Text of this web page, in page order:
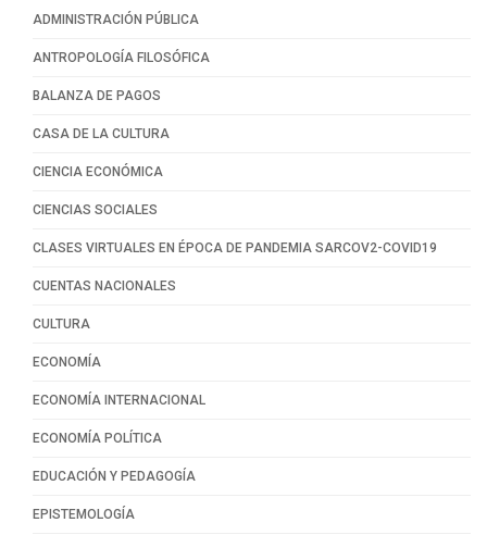
ADMINISTRACIÓN PÚBLICA
ANTROPOLOGÍA FILOSÓFICA
BALANZA DE PAGOS
CASA DE LA CULTURA
CIENCIA ECONÓMICA
CIENCIAS SOCIALES
CLASES VIRTUALES EN ÉPOCA DE PANDEMIA SARCOV2-COVID19
CUENTAS NACIONALES
CULTURA
ECONOMÍA
ECONOMÍA INTERNACIONAL
ECONOMÍA POLÍTICA
EDUCACIÓN Y PEDAGOGÍA
EPISTEMOLOGÍA